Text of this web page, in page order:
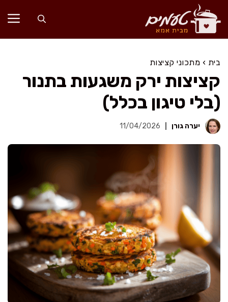
לדלג
לתוכן
בית › מתכוני קציצות
קציצות ירק משגעות בתנור
(בלי טיגון בכלל)
יערה גורן 11/04/2026